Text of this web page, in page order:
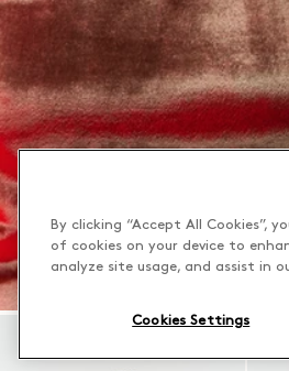
By clicking “Accept All Cookies”,
of cookies on your device to
analyze site usage, and assist in
Cookies Settings